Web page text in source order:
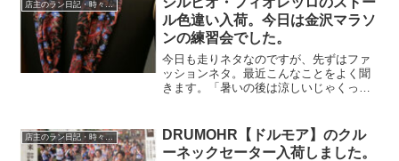
大阪マラソン。今年もエントリーしており
ますが、今年も落ちたら本当に凄いです。
自分でいうのもなんですが、時々カウント
しないと分からないようになっておりま
す。
店主のラン日記・時々水泳
ル色違い入荷。今日は金沢マラソ
ンの練習会でした。
今日も走りネタなのですが、先ずはファ
ッションネタ。最近こんなことをよく聞
きます。「暑いの後は涼しいじゃくって
る？首元も寒く感ずるようになってきた
のだと思います。そこで先...
店主のラン日記・時々水泳
DRUMOHR【ドルモア】のクル
ーネックセーター入荷しました。